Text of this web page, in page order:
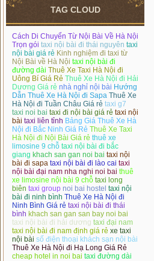
TAG CLOUD
Cách Di Chuyển Từ Nội Bài Về Hà Nội
Trọn gói taxi nội bài đi thái nguyên taxi
nội bài giá rẻ Kinh nghiệm đi taxi từ
Nội Bài về Hà Nội taxi nội bài đi
đường dài Thuê Xe Taxi Hà Nội đi
Uông Bí Giá Rẻ Thuê Xe Hà Nội đi Hải
Dương Giá rẻ nhà nghỉ nội bài Hướng
Dẫn Thuê Xe Hà Nội đi Sapa Thuê Xe
Hà Nội đi Tuần Châu Giá rẻ taxi g7
taxi noi bai taxi đi nội bài giá rẻ taxi nội
bài taxi liên tỉnh Bảng Giá Thuê Xe Hà
Nội đi Bắc Ninh Giá Rẻ Thuê Xe Taxi
Hà Nội đi Nội Bài Giá rẻ thuê xe
limosine 9 chỗ taxi nội bài đi bắc
giang khach san gan noi bai taxi nội
bài đi sapa taxi nội bài đi lào cai taxi
nội bài đại nam nha nghi noi bai thuê
xe limosine nội bài 9 chỗ taxi long
biên taxi group noi bai hostel taxi nội
bài đi ninh bình Thuê Xe Hà Nội đi
Ninh Bình Giá rẻ taxi nội bài đi thái
bình khach san gan san bay noi bai
taxi nội bài đi hải dương taxi đại nam
taxi nội bài đi nam định giá rẻ xe taxi
nội bài số điện thoại khách sạn nội bài
Thuê Xe Hà Nội đi Hạ Long Giá Rẻ
cheap hotel in noi bai taxi đường dài